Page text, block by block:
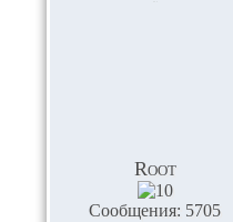
Root
Сообщения: 5705